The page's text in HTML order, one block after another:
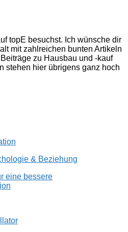
topE besuchst. Ich wünsche dir
mit zahlreichen bunten Artikeln
zu Hausbau und -kauf
stehen hier übrigens ganz hoch
& Beziehung
eine bessere